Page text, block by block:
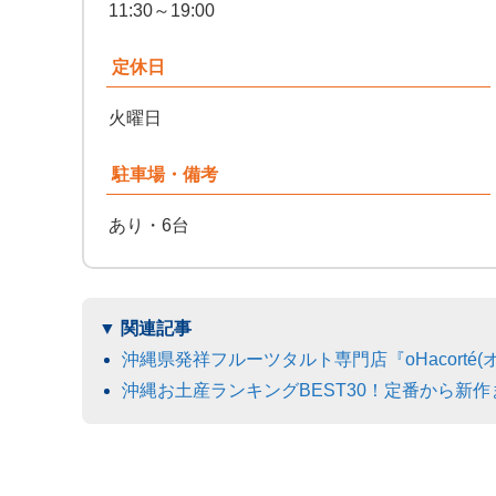
11:30～19:00
定休日
火曜日
駐車場・備考
あり・6台
沖縄県発祥フルーツタルト専門店『oHacorté(
沖縄お土産ランキングBEST30！定番から新作